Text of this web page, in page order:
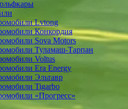
Lvtong
Конкордия
Sova Motors
Туламаш-Тарпан
Voltus
Era Energy
Эльтавр
Tigarbo
«Прогресс»